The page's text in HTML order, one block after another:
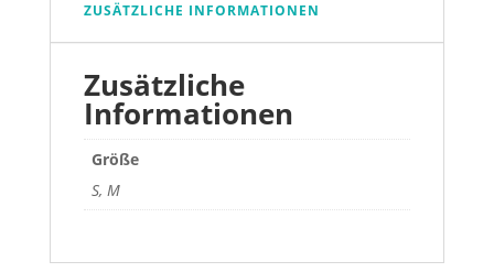
ZUSÄTZLICHE INFORMATIONEN
Zusätzliche
Informationen
Größe
S, M